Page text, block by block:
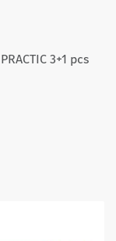
3+1 pcs